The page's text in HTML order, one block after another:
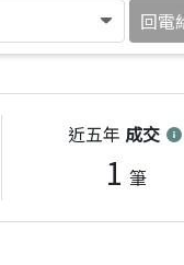
回電
近五年 成交
1 筆